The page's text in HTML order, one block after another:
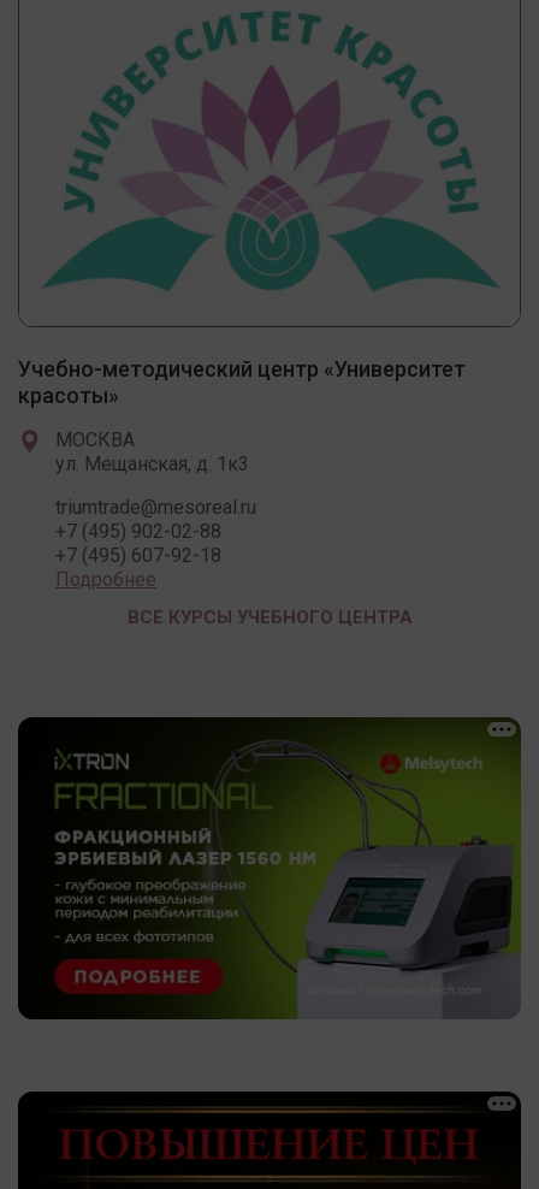
Учебно-методический центр «Университет
красоты»
МОСКВА
ул. Мещанская, д. 1к3
triumtrade@mesoreal.ru
+7 (495) 902-02-88
+7 (495) 607-92-18
Подробнее
ВСЕ КУРСЫ УЧЕБНОГО ЦЕНТРА